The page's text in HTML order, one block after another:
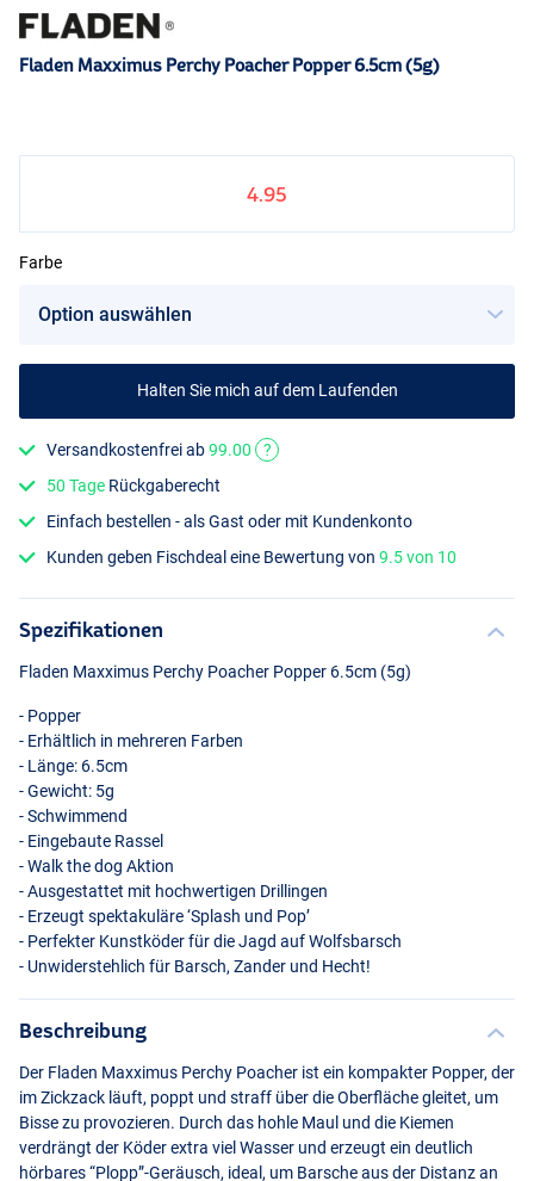
White
Fladen Maxximus Perchy Poacher Popper 6.5cm (5g)
4.95
Farbe
Halten Sie mich auf dem Laufenden
Versandkostenfrei ab99.00
?
50 Tage Rückgaberecht
Einfach bestellen - als Gast oder mit Kundenkonto
Kunden geben Fischdeal eine Bewertung von9.5 von 10
Spezifikationen
Fladen Maxximus Perchy Poacher Popper 6.5cm (5g)
- Popper
- Erhältlich in mehreren Farben
- Länge: 6.5cm
- Gewicht: 5g
- Schwimmend
- Eingebaute Rassel
- Walk the dog Aktion
- Ausgestattet mit hochwertigen Drillingen
- Erzeugt spektakuläre ‘Splash und Pop’
- Perfekter Kunstköder für die Jagd auf Wolfsbarsch
- Unwiderstehlich für Barsch, Zander und Hecht!
Beschreibung
Der Fladen Maxximus Perchy Poacher ist ein kompakter Popper, der
im Zickzack läuft, poppt und straff über die Oberfläche gleitet, um
Bisse zu provozieren. Durch das hohle Maul und die Kiemen
verdrängt der Köder extra viel Wasser und erzeugt ein deutlich
hörbares “Plopp”-Geräusch, ideal, um Barsche aus der Distanz an